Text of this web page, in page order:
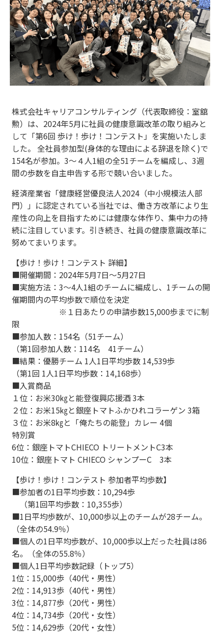
株式会社キャリアコンサルティング（代表取締役：室舘
勲）は、2024年5月に社員の健康意識改革の取り組みと
して「第6回 歩け！歩け！コンテスト」を実施いたしま
した。 全社員参加型(身体的な理由による辞退を除く)で
154名が参加。3～４人1組の全51チームを編成し、3週
間の歩数を自主申告する形で競い合いました。
経済産業省「健康経営優良法人2024（中小規模法人部
門）」に認定されている当社では、働き方改革により生
産性の向上を目指すためには健康な体作り、集中力の持
続に注目しています。引き続き、社員の健康意識改革に
努めてまいります。
【歩け！歩け！コンテスト 詳細】
■開催期間：2024年5月7日〜5月27日
■実施方法：3～4人1組のチームに編成し、1チームの開
催期間内の平均歩数で順位を決定
※１日あたりの申請歩数15,000歩までに制
限
■参加人数：154名（51チーム）
（第1回参加人数：114名 41チーム）
■結果：優勝チーム 1人1日平均歩数 14,539歩
（第1回 1人1日平均歩数：14,168歩）
■入賞商品
１位：お米30㎏と能登復興応援酒 3本
２位：お米15㎏と銀座トマトふかひれコラーゲン 3箱
３位：お米8㎏と「俺たちの能登」カレー 4個
特別賞
6位：銀座トマトCHIECO トリートメントC3本
10位：銀座トマト CHIECO シャンプーC 3本
【歩け！歩け！コンテスト 参加者平均歩数】
■参加者の1日平均歩数：10,294歩
（第1回平均歩数：10,355歩）
■1日平均歩数が、10,000歩以上のチームが28チーム。
（全体の54.9％）
■個人の1日平均歩数が、10,000歩以上だった社員は86
名。（全体の55.8％）
■個人1日平均歩数記録（トップ5）
1位：15,000歩（40代・男性）
2位：14,913歩（40代・男性）
3位：14,877歩（20代・男性）
4位：14,734歩（20代・女性）
5位：14,629歩（20代・女性）